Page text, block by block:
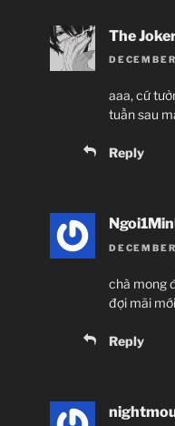
The
aaa, cứ
tuần sau
Reply
chà mong
đợi mãi
Reply